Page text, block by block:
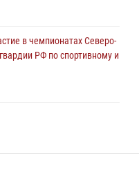
Росгвардии задержаны
в чемпионатах Северо-
РФ по спортивному и
задержали хулигана,